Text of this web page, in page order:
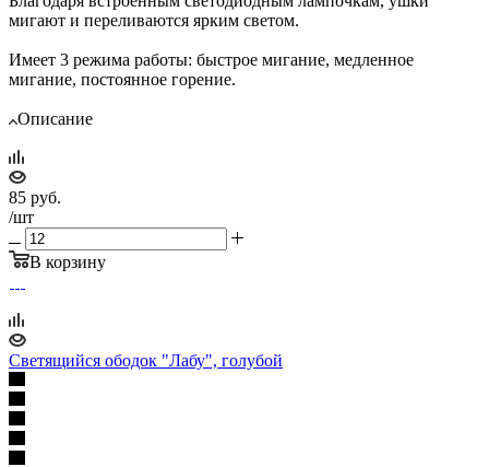
мигают и переливаются ярким светом.
Имеет 3 режима работы: быстрое мигание, медленное
мигание, постоянное горение.
Описание
85 руб.
/шт
В корзину
Светящийся ободок "Лабу", голубой